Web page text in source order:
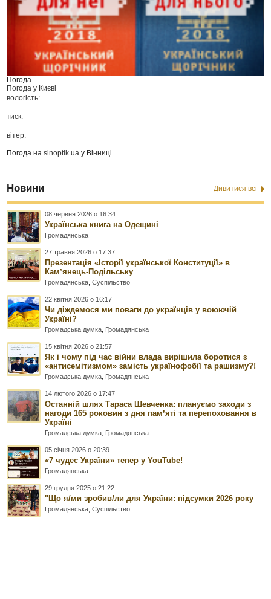
Погода
Погода у Києві
вологість:
тиск:
вітер:
Погода наsinoptik.ua у Вінниці
Новини Дивитися всі
08 червня 2026 о 16:34
Українська книга на Одещині
Громадянська
27 травня 2026 о 17:37
Презентація «Історії української Конституції» в
Камʼянець-Подільську
Громадянська ,Суспільство
22 квітня 2026 о 16:17
Чи діждемося ми поваги до українців у воюючій
Україні?
Громадська думка Громадянська
15 квітня 2026 о 21:57
Як і чому під час війни влада вирішила боротися з
«антисемітизмом» замість українофобії та рашизму?!
Громадська думка Громадянська
14 лютого 2026 о 17:47
Останній шлях Тараса Шевченка: плануємо заходи з
нагоди 165 роковин з дня памʼяті та перепоховання в
Україні
Громадська думка Громадянська
05 січня 2026 о 20:39
«7 чудес України» тепер у YouTube!
Громадянська
29 грудня 2025 о 21:22
"Що я/ми зробив/ли для України: підсумки 2026 року
Громадянська ,Суспільство